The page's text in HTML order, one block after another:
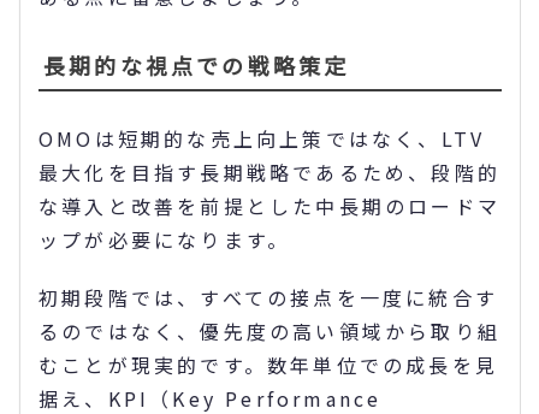
長期的な視点での戦略策定
OMOは短期的な売上向上策ではなく、LTV
最大化を目指す長期戦略であるため、段階的
な導入と改善を前提とした中長期のロードマ
ップが必要になります。
初期段階では、すべての接点を一度に統合す
るのではなく、優先度の高い領域から取り組
むことが現実的です。数年単位での成長を見
据え、KPI（Key Performance